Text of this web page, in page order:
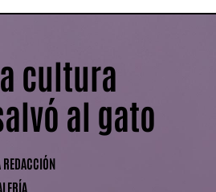
cultura
al gato
REDACCIÓN